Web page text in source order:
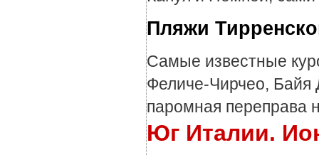
Пляжи
Самые известные
Феличе-Чирчео, Байя
паромная
Юг Италии.